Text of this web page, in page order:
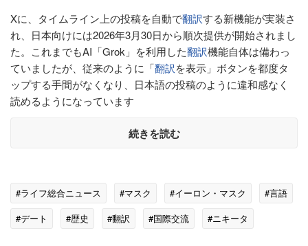
Xに、タイムライン上の投稿を自動で翻訳する新機能が実装さ
れ、日本向けには2026年3月30日から順次提供が開始されまし
た。これまでもAI「Grok」を利用した翻訳機能自体は備わっ
ていましたが、従来のように「翻訳を表示」ボタンを都度タ
ップする手間がなくなり、日本語の投稿のように違和感なく
読めるようになっています
続きを読む
#ライフ総合ニュース #マスク #イーロン・マスク
#言語
#デート
#歴史 #翻訳 #国際交流 #ニキータ